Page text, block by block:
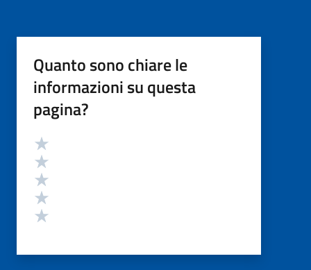
Quanto sono chiare le
informazioni su questa
pagina?
Valutazione